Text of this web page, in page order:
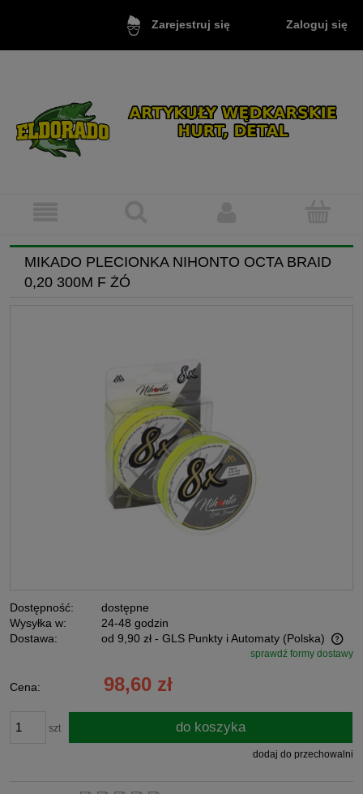
Zarejestruj się Zaloguj się
MIKADO PLECIONKA NIHONTO OCTA BRAID
0,20 300M F ŻÓ
Dostępność:
dostępne
Wysyłka w:
24-48 godzin
Dostawa:
od 9,90 zł - GLS Punkty i Automaty (Polska)
Cena nie zawiera ewentualnych kosztów płatnościsprawdź formy dostawy
Cena: 98,60 zł
szt do koszyka
dodaj do przechowalni